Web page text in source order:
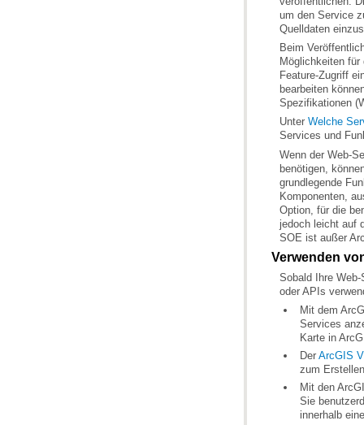
Quelldaten
Spezifikationen
Unter Welche
Services und
SOE ist außer
Verwenden
oder APIs
Mit dem
Karte in
Der ArcGIS
zum
innerhalb